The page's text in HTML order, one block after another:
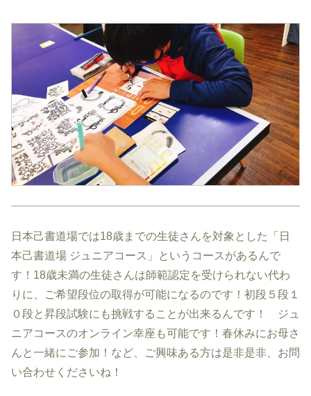
日本己書道場では18歳までの生徒さんを対象とした「日
本己書道場 ジュニアコース」というコースがあるんで
す！18歳未満の生徒さんは師範認定を受けられない代わ
りに、ご希望段位の取得が可能になるのです！初段５段１
０段と昇段試験にも挑戦することが出来るんです！ ジュ
ニアコースのオンライン幸座も可能です！春休みにお母さ
んと一緒にご参加！など、ご興味ある方は是非是非、お問
い合わせくださいね！